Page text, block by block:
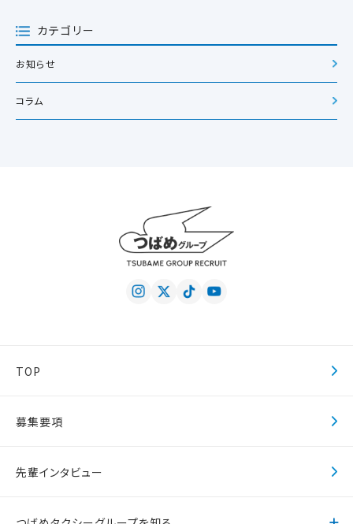
カテゴリー
お知らせ
コラム
TOP
募集要項
先輩インタビュー